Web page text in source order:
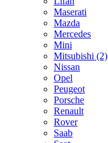
Maserati
Mazda
Mercedes
Mini
Mitsubishi (2)
Nissan
Opel
Peugeot
Porsche
Renault
Rover
Saab